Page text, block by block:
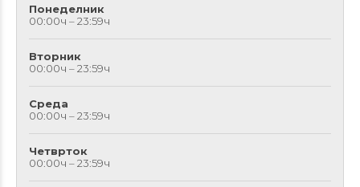
Понеделник
00:00ч – 23:59ч
Вторник
00:00ч – 23:59ч
Среда
00:00ч – 23:59ч
Четврток
00:00ч – 23:59ч